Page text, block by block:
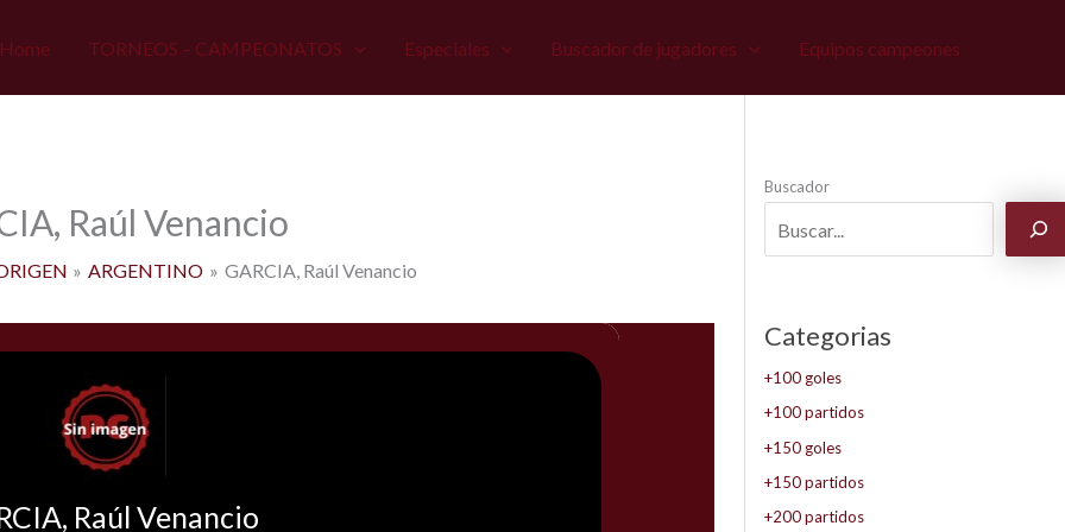
Home TORNEOS – CAMPEONATOS Especiales Buscador de jugadores Equipos campeones
Raúl Venancio
ARGENTINO GARCIA, Raúl Venancio
Raúl Venancio
Buscador
Categorias
+100 goles
+100 partidos
+150 goles
+150 partidos
+200 partidos